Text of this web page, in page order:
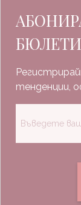
тенденции,